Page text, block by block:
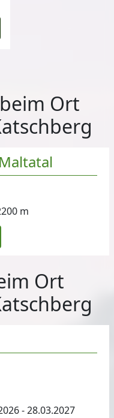
Ort
m
Ort
- 28.03.2027